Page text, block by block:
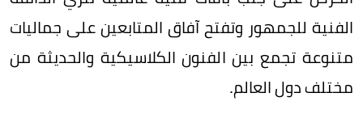
الفنية للجمهور وتفتح آفاق المتابعين على جماليات
متنوعة تجمع بين الفنون الكلاسيكية والحديثة من
مختلف دول العالم.